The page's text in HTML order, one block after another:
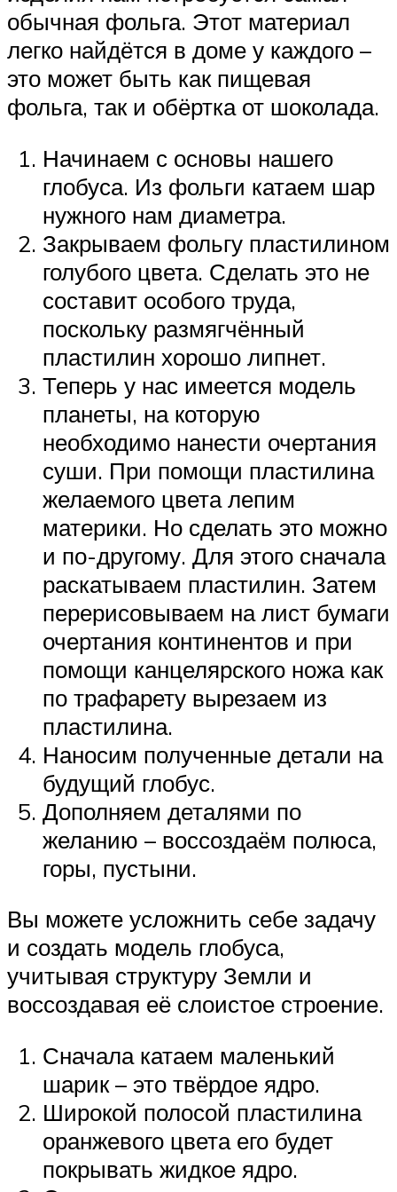
обычная фольга. Этот материал
легко найдётся в доме у каждого –
это может быть как пищевая
фольга, так и обёртка от шоколада.
Начинаем с основы нашего
глобуса. Из фольги катаем шар
нужного нам диаметра.
Закрываем фольгу пластилином
голубого цвета. Сделать это не
составит особого труда,
поскольку размягчённый
пластилин хорошо липнет.
Теперь у нас имеется модель
планеты, на которую
необходимо нанести очертания
суши. При помощи пластилина
желаемого цвета лепим
материки. Но сделать это можно
и по-другому. Для этого сначала
раскатываем пластилин. Затем
перерисовываем на лист бумаги
очертания континентов и при
помощи канцелярского ножа как
по трафарету вырезаем из
пластилина.
Наносим полученные детали на
будущий глобус.
Дополняем деталями по
желанию – воссоздаём полюса,
горы, пустыни.
Вы можете усложнить себе задачу
и создать модель глобуса,
учитывая структуру Земли и
воссоздавая её слоистое строение.
Сначала катаем маленький
шарик – это твёрдое ядро.
Широкой полосой пластилина
оранжевого цвета его будет
покрывать жидкое ядро.